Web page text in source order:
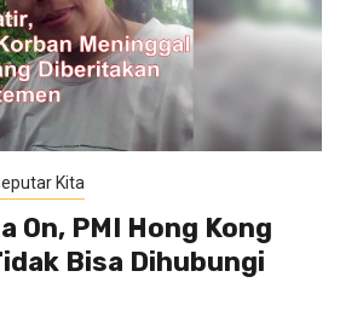
Kita
On, PMI Hong Kong
Bisa Dihubungi